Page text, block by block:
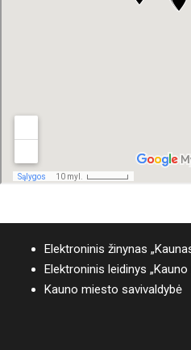
Elektroninis žinynas
Elektroninis leidinys „Kauno
Kauno miesto savivaldybė